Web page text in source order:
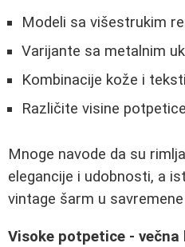
Modeli sa višestrukim
Varijante sa metalnim
Kombinacije kože i
Različite visine potpetice
Mnoge navode da su
elegancije i udobnosti, a
vintage šarm u
Visoke potpetice - večna